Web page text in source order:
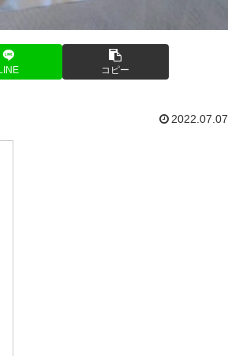
LINE コピー
2022.07.07